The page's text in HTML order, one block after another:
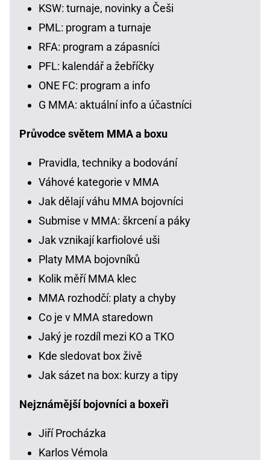
KSW: turnaje, novinky a Češi
PML: program a turnaje
RFA: program a zápasníci
PFL: kalendář a žebříčky
ONE FC: program a info
G MMA: aktuální info a účastníci
Průvodce světem MMA a boxu
Pravidla, techniky a bodování
Váhové kategorie v MMA
Jak dělají váhu MMA bojovníci
Submise v MMA: škrcení a páky
Jak vznikají karfiolové uši
Platy MMA bojovníků
Kolik měří MMA klec
MMA rozhodčí: platy a chyby
Co je v MMA staredown
Jaký je rozdíl mezi KO a TKO
Kde sledovat box živě
Jak sázet na box: kurzy a tipy
Nejznámější bojovníci a boxeři
Jiří Procházka
Karlos Vémola